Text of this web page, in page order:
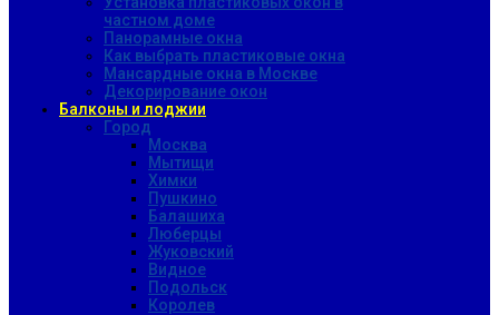
частном доме
Панорамные окна
Как выбрать пластиковые окна
Мансардные окна в Москве
Декорирование окон
Балконы и лоджии
Город
Москва
Мытищи
Химки
Пушкино
Балашиха
Люберцы
Жуковский
Видное
Подольск
Королев